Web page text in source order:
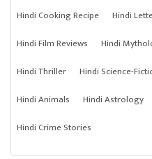
Hindi Cooking Recipe
Hindi
Hindi Film Reviews
Hindi
Hindi Thriller
Hindi Science-
Hindi Animals
Hindi Astrology
Hindi Crime Stories